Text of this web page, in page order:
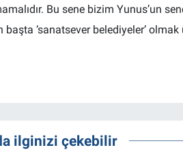
Bu sene bizim Yunus’un
‘sanatsever belediyeler’
ilginizi çekebilir